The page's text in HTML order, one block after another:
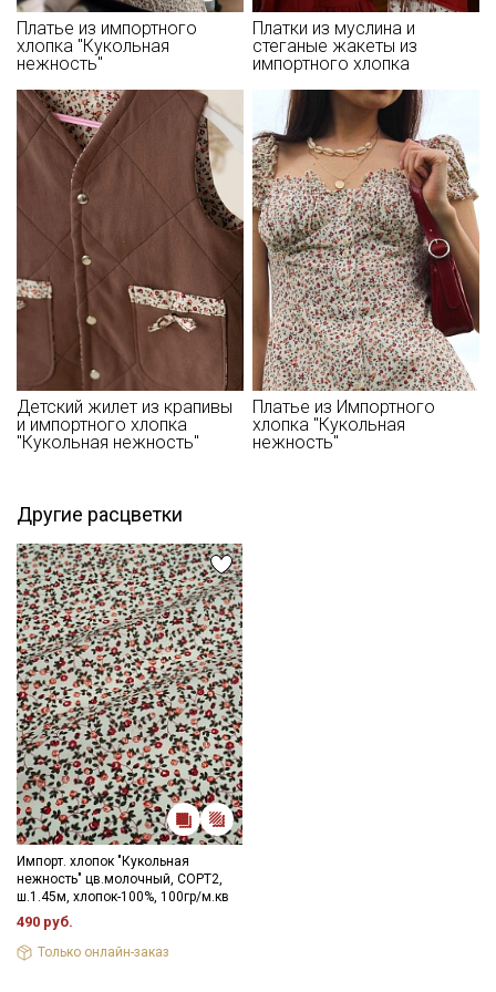
Цветопередача (тон) может отличаться от оригинального
цвета ткани в зависимости от настроек вашего монитора и в
зависимости от партии.
Платье из импортного
хлопка "Кукольная
нежность"
Платки из муслина и
стеганые жакеты из
импортного хлопка
Детский жилет из крапивы
и импортного хлопка
"Кукольная нежность"
Платье из Импортного
хлопка "Кукольная
нежность"
Другие расцветки
Импорт. хлопок "Кукольная
нежность" цв.молочный, СОРТ2,
ш.1.45м, хлопок-100%, 100гр/м.кв
490 руб.
Только онлайн-заказ